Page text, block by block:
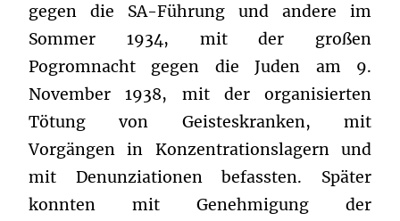
gegen die SA-Führung und andere im
Sommer 1934, mit der großen
Pogromnacht gegen die Juden am 9.
November 1938, mit der organisierten
Tötung von Geisteskranken, mit
Vorgängen in Konzentrationslagern und
mit Denunziationen befassten. Später
konnten mit Genehmigung der